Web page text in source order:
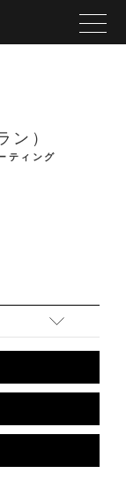
ン）
ティング